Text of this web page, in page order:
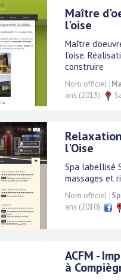
Maître
l'oise
Maître
l'oise.
construire
Nom officiel :
ans (2013).
l'Oise
Spa labellisé
massages et
Nom officiel :
ans (2010).
ACFM -
à